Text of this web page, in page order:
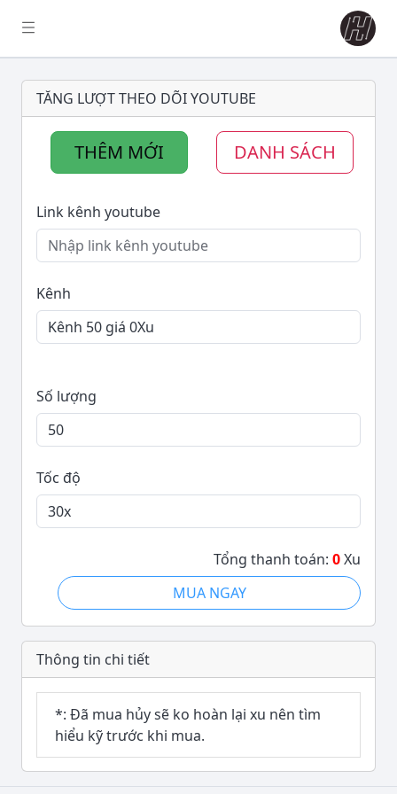
TĂNG LƯỢT THEO DÕI YOUTUBE
THÊM MỚI DANH SÁCH
Link kênh youtube
Kênh
Số lượng
Tốc độ
Tổng thanh toán: 0Xu
MUA NGAY
Thông tin chi tiết
*: Đã mua hủy sẽ ko hoàn lại xu nên tìm
hiểu kỹ trước khi mua.